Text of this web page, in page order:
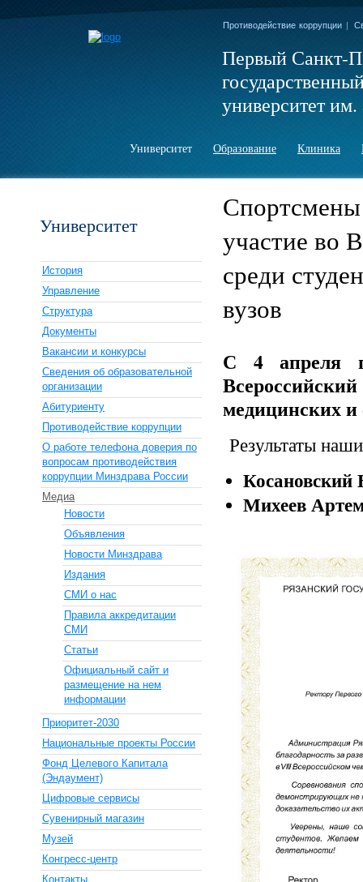
Противодействие коррупции |
Первый Санкт-
университет
Университет Образование Клиника
участие во
среди
вузов
С 4 апреля
медицинских и
Результаты
Косановский
Михеев
Университет
История
Управление
Структура
Документы
Вакансии и конкурсы
Сведения об образовательной
организации
Абитуриенту
Противодействие коррупции
О работе телефона доверия по
вопросам противодействия
коррупции Минздрава России
Медиа
Новости
Объявления
Новости Минздрава
Издания
СМИ о нас
Правила аккредитации
СМИ
Статьи
Официальный сайт и
размещение на нем
информации
Приоритет-2030
Национальные проекты России
Фонд Целевого Капитала
(Эндаумент)
Цифровые сервисы
Сувенирный магазин
Музей
Конгресс-центр
Контакты